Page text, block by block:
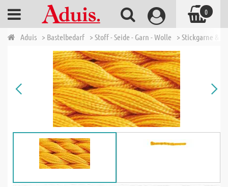
Aduis > Bastelbedarf > Stoff - Seide - Garn - Wolle > Stickgarne &
0